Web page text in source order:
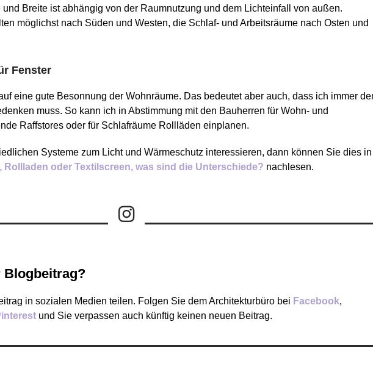
Breite ist abhängig von der Raumnutzung und dem Lichteinfall von außen.
möglichst nach Süden und Westen, die Schlaf- und Arbeitsräume nach Osten und
Fenster
eine gute Besonnung der Wohnräume. Das bedeutet aber auch, dass ich immer
muss. So kann ich in Abstimmung mit den Bauherren für Wohn- und
Raffstores oder für Schlafräume Rollläden einplanen.
Systeme zum Licht und Wärmeschutz interessieren, dann können Sie dies in
Rollladen oder Textilscreen, was sind die Unterschiede? nachlesen.
Blogbeitrag?
in sozialen Medien teilen. Folgen Sie dem Architekturbüro bei Facebook,
und Sie verpassen auch künftig keinen neuen Beitrag.